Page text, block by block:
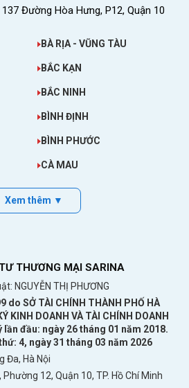
Đường Hòa Hưng, P12, Quận 10
BÀ RỊA - VŨNG TÀU
BẮC KẠN
BẮC NINH
BÌNH ĐỊNH
BÌNH PHƯỚC
CÀ MAU
Xem thêm ▼
THƯƠNG MẠI SARINA
NGUYỄN THỊ PHƯƠNG
do SỞ TÀI CHÍNH THÀNH PHỐ HÀ
KINH DOANH VÀ TÀI CHÍNH DOANH
lần đầu: ngày 26 tháng 01 năm 2018.
4, ngày 31 tháng 03 năm 2026
Đa, Hà Nội
12, Quận 10, TP. Hồ Chí Minh